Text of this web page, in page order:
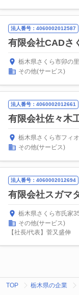
法人番号：4060002012587
有限会社CADさ
栃木県さくら市卯の
その他(サービス)
法人番号：4060002012661
有限会社佐々木
栃木県さくら市フィ
その他(サービス)
法人番号：4060002012694
有限会社スガマ
栃木県さくら市氏家
その他(サービス)
【社長/代表】菅又盛伸
TOP 栃木県の企業